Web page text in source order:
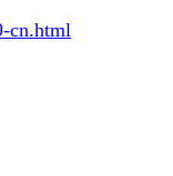
cn.html